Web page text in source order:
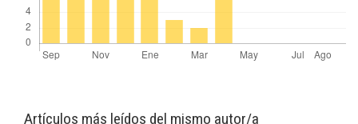
Artículos más leídos del mismo autor/a